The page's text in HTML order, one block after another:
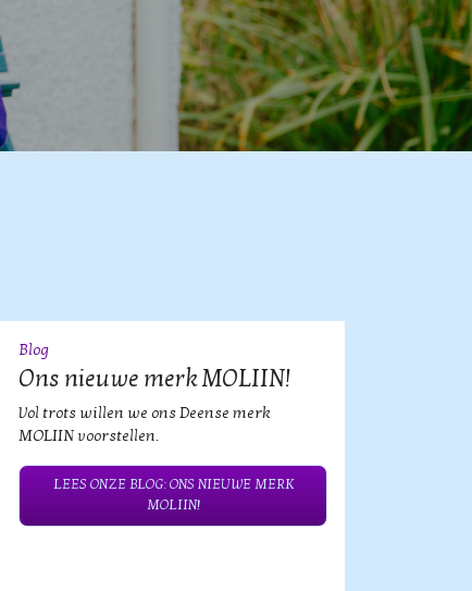
Blog
Ons nieuwe merk MOLIIN!
Vol trots willen we ons Deense merk
MOLIIN voorstellen.
LEES ONZE BLOG: ONS NIEUWE MERK
MOLIIN!